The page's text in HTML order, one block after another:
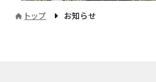
トップ お知らせ